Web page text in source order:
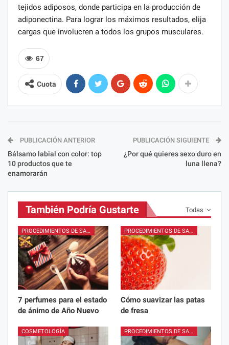
tejidos adiposos, donde participa en la producción de
adiponectina. Para lograr los máximos resultados, elija
cargas que involucren a todos los grupos musculares.
67
Cuota
PUBLICACIÓN ANTERIOR
Bálsamo labial con color: top
10 productos que te
enamorarán
PUBLICACIÓN SIGUIENTE
¿Por qué quieres sexo duro en
luna llena?
Todas
También Podría Gustarte
PROCEDIMIENTOS DE SALÓN
7 perfumes para el estado
de ánimo de Año Nuevo
PROCEDIMIENTOS DE SALÓN
Cómo suavizar las patas
de fresa
COSMETOLOGÍA PROCEDIMIENTOS DE SALÓN